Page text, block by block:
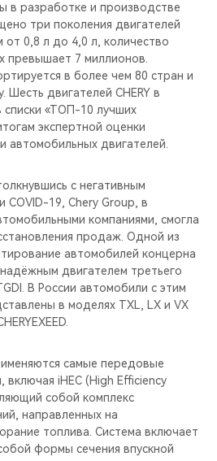
в разработке и производстве
три поколения двигателей
от 0,8 л до 4,0 л, количество
превышает 7 миллионов.
в более чем 80 стран и
Шесть двигателей CHERY в
«ТОП-10 лучших
экспертной оценки
автомобильных двигателей.
с негативным
COVID-19, Chery Group, в
компаниями, смогла
продаж. Одной из
автомобилей концерна
двигателем третьего
В России автомобили с этим
в моделях TXL, LX и VX
самые передовые
включая iHEC (High Efficiency
собой комплекс
направленных на
топлива. Система включает
формы сечения впускной